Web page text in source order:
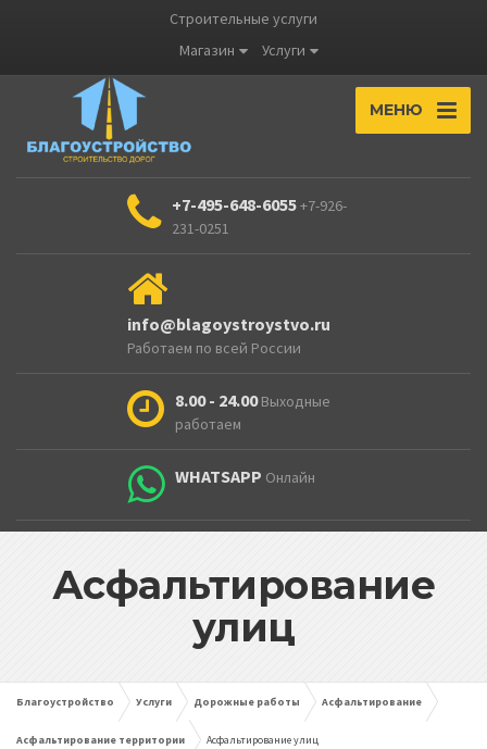
Строительные услуги
Магазин
Услуги
МЕНЮ
+7-495-648-6055+7-926-
231-0251
info@blagoystroystvo.ru
Работаем по всей России
8.00 - 24.00 Выходные
работаем
WHATSAPP Онлайн
Асфальтирование
улиц
Благоустройство Услуги Дорожные работы Асфальтирование
Асфальтирование территории Асфальтирование улиц